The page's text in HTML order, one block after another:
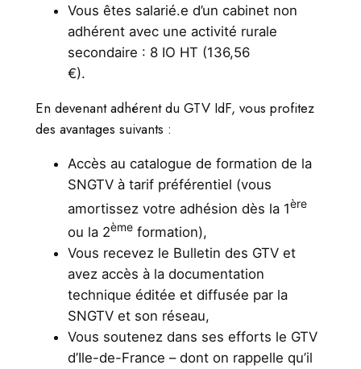
Vous êtes salarié.e d’un cabinet non
adhérent avec une activité rurale
secondaire : 8 IO HT (136,56
En devenant adhérent du GTV IdF, vous profitez
des avantages suivants :
Accès au catalogue de formation de la
SNGTV à tarif préférentiel (vous
amortissez votre adhésion dès la 1ère
ou la 2èmeformation),
Vous recevez le Bulletin des GTV et
avez accès à la documentation
technique éditée et diffusée par la
SNGTV et son réseau,
Vous soutenez dans ses efforts le GTV
d’Ile-de-France – dont on rappelle qu’il